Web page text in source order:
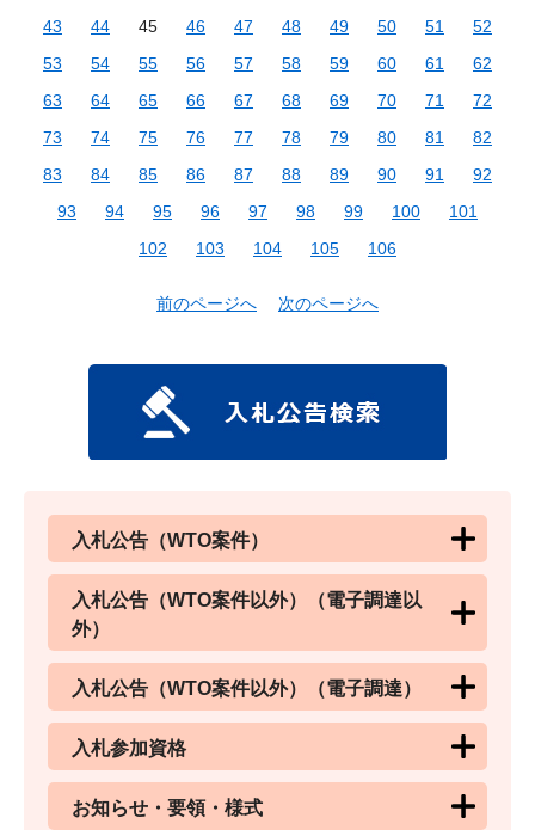
43
44 45 46 47 48 49 50 51
52
53
54 55 56 57 58 59 60 61
62
63
64 65 66 67 68 69 70 71
72
73
74 75 76 77 78 79 80 81
82
83
84 85 86 87 88 89 90 91
92
93
94 95 96 97 98 99 100
101
102
103 104 105 106
前のページへ 次のページへ
入札公告（WTO案件）
入札公告（WTO案件以外）（電子調達以
外）
入札公告（WTO案件以外）（電子調達）
入札参加資格
お知らせ・要領・様式